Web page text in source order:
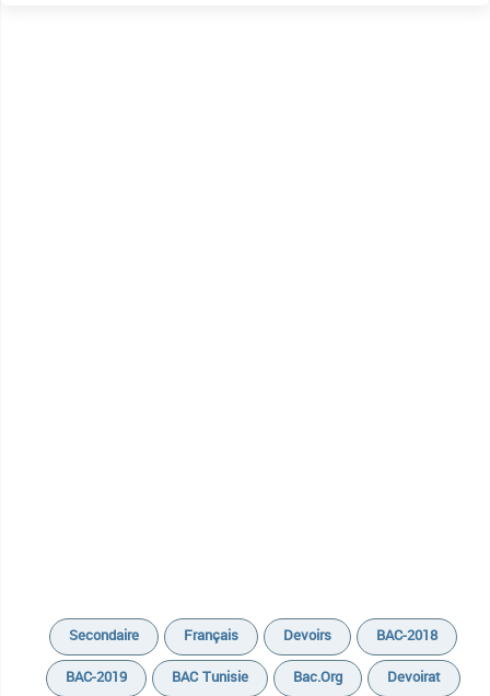
Secondaire Français Devoirs
BAC-2018
BAC-2019
BAC Tunisie Bac.org
Devoirat